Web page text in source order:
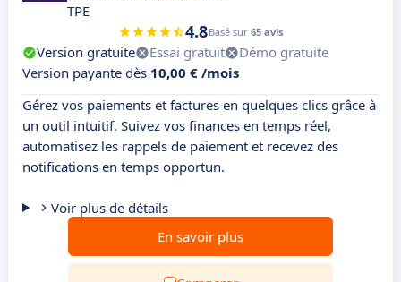
TPE
4.8Basé sur 65 avis
Version gratuite Essai gratuit
Démo gratuite
Version payante dès 10,00 € /mois
Gérez vos paiements et factures en quelques clics grâce à
un outil intuitif. Suivez vos finances en temps réel,
automatisez les rappels de paiement et recevez des
notifications en temps opportun.
Voir plus de détails
En savoir plus